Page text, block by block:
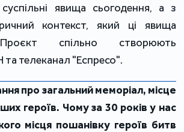
явища сьогодення, а з
контекст, який ці явища
спільно створюють
та телеканал "Еспресо".
про загальний меморіал, місце
героїв. Чому за 30 років у нас
місця пошанівку героїв битв